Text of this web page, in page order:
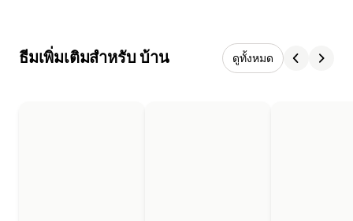
ธีมเพิ่มเติมสำหรับ บ้าน ดูทั้งหมด